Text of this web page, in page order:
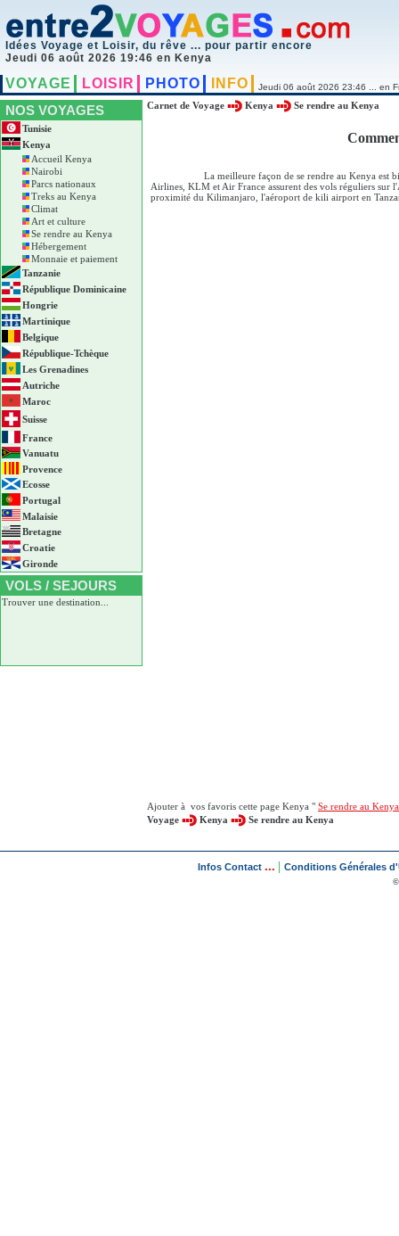
Idées Voyage et Loisir, du rêve ... pour partir encore
Jeudi 06 août 2026 19:46 en Kenya
VOYAGE LOISIR PHOTO INFO Jeudi 06 août 2026 23:46 ... en
NOS VOYAGES
Tunisie
Kenya
Accueil Kenya
Nairobi
Parcs nationaux
Treks au Kenya
Climat
Art et culture
Se rendre au Kenya
Hébergement
Monnaie et paiement
Tanzanie
République Dominicaine
Hongrie
Martinique
Belgique
République-Tchèque
Les Grenadines
Autriche
Maroc
Suisse
France
Vanuatu
Provence
Ecosse
Portugal
Malaisie
Bretagne
Croatie
Gironde
VOLS / SEJOURS
Trouver une destination...
Carnet de Voyage Kenya Se rendre au Kenya
La meilleure façon de se rendre au Kenya est
Airlines, KLM et Air France assurent des vols réguliers sur
proximité du Kilimanjaro, l'aéroport de kili airport en
Ajouter à vos favoris cette page Kenya " Se rendre au Kenya
Voyage
Kenya Se rendre au Kenya
Infos Contact ... Conditions Générales
©